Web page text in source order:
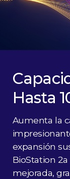
Hasta
Aumenta la
expansión
BioStation
mejorada,